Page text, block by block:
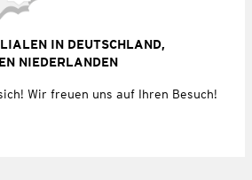
IN DEUTSCHLAND,
NIEDERLANDEN
Wir freuen uns auf Ihren Besuch!